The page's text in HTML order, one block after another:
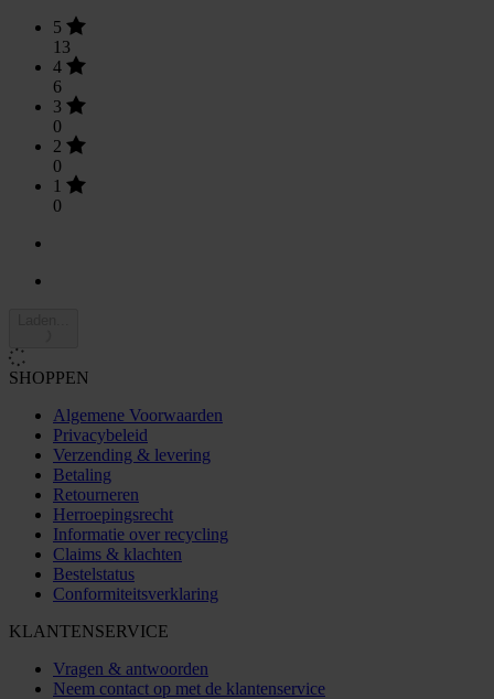
5
13
4
6
3
0
2
0
1
0
SHOPPEN
Algemene Voorwaarden
Privacybeleid
Verzending & levering
Betaling
Retourneren
Herroepingsrecht
Informatie over recycling
Claims & klachten
Bestelstatus
Conformiteitsverklaring
KLANTENSERVICE
Vragen & antwoorden
Neem contact op met de klantenservice